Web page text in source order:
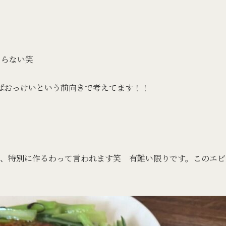
ない笑
っけいという前向きで考えてます！！
特別に作るわって言われます笑 有難い限りです。このエ